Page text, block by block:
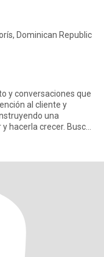
Dominican Republic
y conversaciones que
crecer. Busco